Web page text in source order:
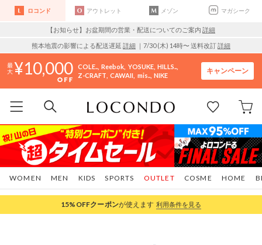
ロコンド アウトレット メゾン マガシーク
【お知らせ】お盆期間の営業・配送についてのご案内 詳細
熊本地震の影響による配送遅延 詳細 ｜7/30 (木) 14時〜 送料改訂詳細
10,000 COLE.. Reebok YOSUKE HILLS..
Z-CRAFT CAWAII mis.. NIKE
キャンペーン
WOMEN MEN KIDS SPORTS COSME HOME
OUTLET
15%OFFクーポンが使えます 利用条件を見る